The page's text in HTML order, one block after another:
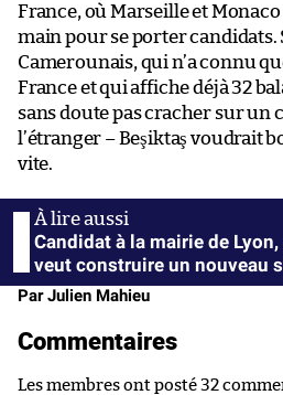
France, où Marseille et
main pour se porter candidats.
Camerounais, qui n’a connu
France et qui affiche déjà 32
sans doute pas cracher sur un
l’étranger – Beşiktaş voudrait
vite.
Candidat à la mairie de
veut construire un nouveau
Par Julien Mahieu
Commentaires
Les membres ont posté 32